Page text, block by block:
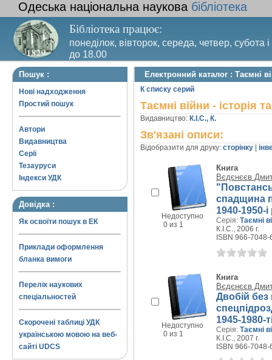
Одеська національна наукова бібліотека
Бібліотека працює:
понеділок, вівторок, середа, четвер, субота
до 18.00
Вихідний день – п’ятниця. Останній четвер
Пошук :
Нові надходження
Простий пошук
Автори
Видавництва
Серії
Тезауруси
Індекси УДК
Довідка :
Як освоїти пошук в ЕК
Приклади оформлення
бланка вимоги
Перелік наукових
спеціальностей
Скорочені таблиці УДК
українською мовою на веб-
сайті UDCS
Електронний каталог : Таємні
К списку серий
Таємні війни - історія
Видавництво: К.І.С., К.
Зв'язані описи:
Відобразити для друку: сторінку
Недоступно
0 из 1
Книга
Вєдєнєєв
спадщина
1940-1950-
Серія: Таємні
К.І.С., 2006 г.
ISBN 966-7048-
Недоступно
0 из 1
Книга
Вєдєнєєв
Двобій
1945-1980-
Серія: Таємні
К.І.С., 2007 г.
ISBN 966-7048-